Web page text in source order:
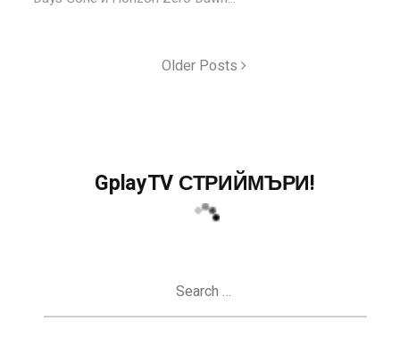
Older Posts
GplayTV СТРИЙМЪРИ!